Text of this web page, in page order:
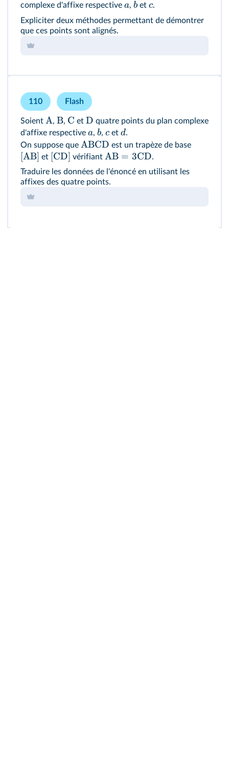
complexe d'affixe respective a, b et c.
Expliciter deux méthodes permettant de démontrer
que ces points sont alignés.
110 Flash
Soient A, B, C et D quatre points du plan complexe
d'affixe respective a, b, c et d.
On suppose que ABCD est un trapèze de base
[AB] et [CD] vérifiant AB = 3CD.
Traduire les données de l'énoncé en utilisant les
affixes des quatre points.